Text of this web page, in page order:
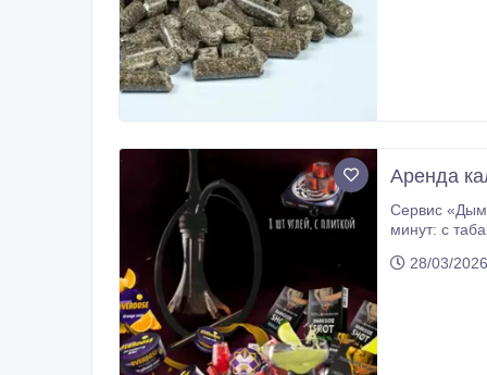
Аренда
Сервис «Дым
минут: с табаком, углями и всем необходимым оборудованием. Наши специалисты соберут,
высокий
28/03/